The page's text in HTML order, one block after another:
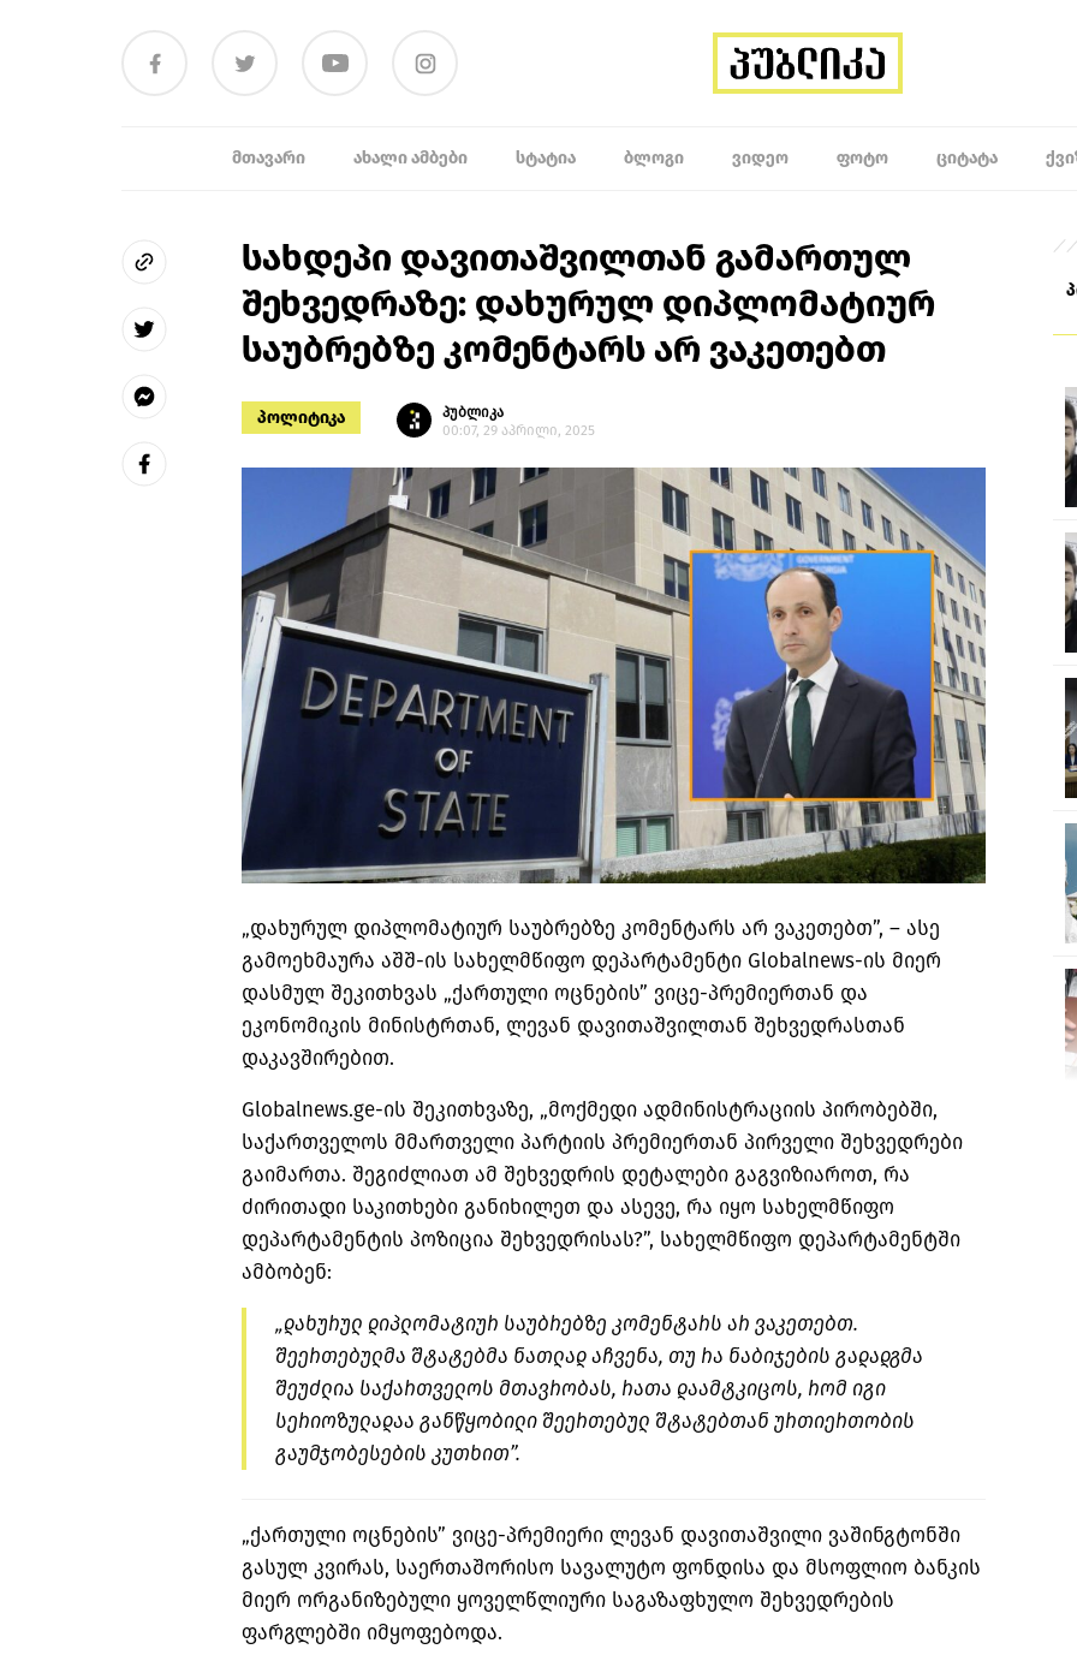
ᲛᲗᲐᲕᲐᲠᲘ ᲐᲮᲐᲚᲘ ᲐᲛᲑᲔᲑᲘ ᲡᲢᲐᲢᲘᲐ ᲑᲚᲝᲒᲘ ᲕᲘᲓᲔᲝ ᲤᲝᲢᲝ ᲪᲘᲢᲐᲢᲐ
სახდეპი დავითაშვილთან გამართულ
შეხვედრაზე: დახურულ დიპლომატიურ
საუბრებზე კომენტარს არ ვაკეთებთ
პოლიტიკა
პუბლიკა
00:07, 29 აპრილი, 2025
„დახურულ დიპლომატიურ საუბრებზე კომენტარს არ ვაკეთებთ”, – ასე
გამოეხმაურა აშშ-ის სახელმწიფო დეპარტამენტი Globalnews-ის მიერ
დასმულ შეკითხვას „ქართული ოცნების” ვიცე-პრემიერთან და
ეკონომიკის მინისტრთან, ლევან დავითაშვილთან შეხვედრასთან
დაკავშირებით.
Globalnews.ge-ის შეკითხვაზე, „მოქმედი ადმინისტრაციის პირობებში,
საქართველოს მმართველი პარტიის პრემიერთან პირველი შეხვედრები
გაიმართა. შეგიძლიათ ამ შეხვედრის დეტალები გაგვიზიაროთ, რა
ძირითადი საკითხები განიხილეთ და ასევე, რა იყო სახელმწიფო
დეპარტამენტის პოზიცია შეხვედრისას?”, სახელმწიფო დეპარტამენტში
ამბობენ:
„დახურულ დიპლომატიურ საუბრებზე კომენტარს არ ვაკეთებთ.
შეერთებულმა შტატებმა ნათლად აჩვენა, თუ რა ნაბიჯების გადადგმა
შეუძლია საქართველოს მთავრობას, რათა დაამტკიცოს, რომ იგი
სერიოზულადაა განწყობილი შეერთებულ შტატებთან ურთიერთობის
გაუმჯობესების კუთხით”.
„ქართული ოცნების” ვიცე-პრემიერი ლევან დავითაშვილი ვაშინგტონში
გასულ კვირას, საერთაშორისო სავალუტო ფონდისა და მსოფლიო ბანკის
მიერ ორგანიზებული ყოველწლიური საგაზაფხულო შეხვედრების
ფარგლებში იმყოფებოდა.